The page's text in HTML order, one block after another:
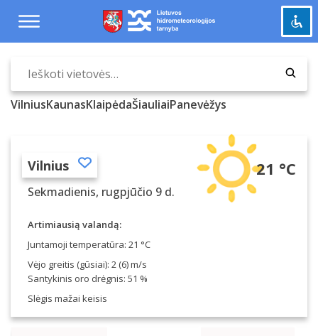
Pažymėti antraštes
zoom_out Tolinti
Priartinti
add_circle_outline Padidinti šriftą
Šviesus kontrastas
Vilnius
Sekmadienis, rugpjūčio 9 d.
21 °C
Artimiausią valandą:
Juntamoji temperatūra: 21 °C
Vėjo greitis (gūsiai): 2 (6) m/s
Santykinis oro drėgnis: 51 %
Slėgis mažai keisis
VilniusKaunasKlaipėdaŠiauliaiPanevėžys